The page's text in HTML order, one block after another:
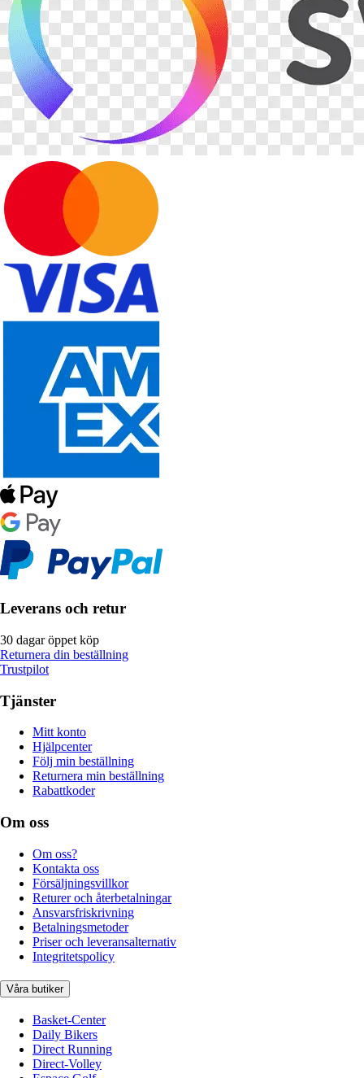
Leverans och retur
30 dagar öppet köp
Returnera din beställning
Trustpilot
Tjänster
Mitt konto
Hjälpcenter
Följ min beställning
Returnera min beställning
Rabattkoder
Om oss
Om oss?
Kontakta oss
Försäljningsvillkor
Returer och återbetalningar
Ansvarsfriskrivning
Betalningsmetoder
Priser och leveransalternativ
Integritetspolicy
Våra butiker
Basket-Center
Daily Bikers
Direct Running
Direct-Volley